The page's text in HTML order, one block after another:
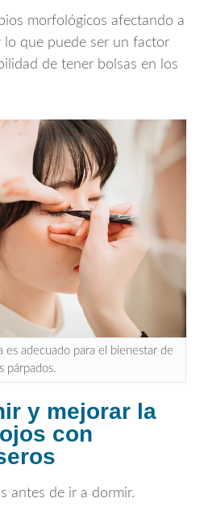
morfológicos afectando a
que puede ser un factor
de tener bolsas en los
es adecuado para el bienestar de
párpados.
y mejorar la
con
antes de ir a dormir.